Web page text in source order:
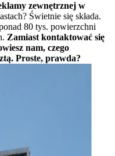
zewnętrznej w
Świetnie się składa.
80 tys. powierzchni
Zamiast kontaktować się
nam, czego
Proste, prawda?